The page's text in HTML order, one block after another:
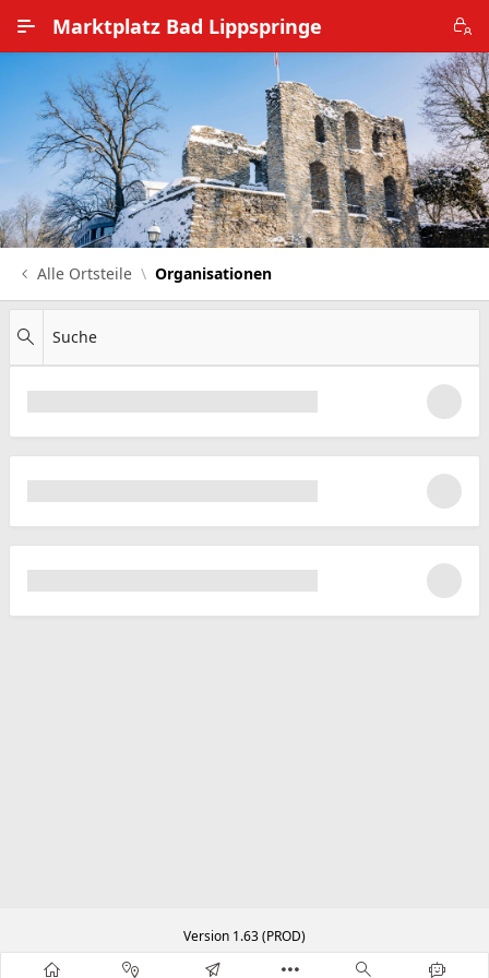
Marktplatz Bad Lippspringe
Alle Ortsteile
Impressum
Nutzungsbedingungen
Datenschutz
Alle Ortsteile
Organisationen
Suche
Version 1.63 (PROD)